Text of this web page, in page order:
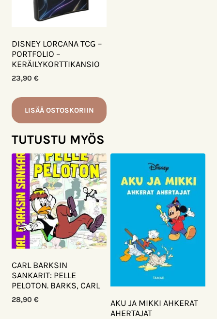
DISNEY LORCANA TCG –
PORTFOLIO –
KERÄILYKORTTIKANSIO
23,90 €
LISÄÄ OSTOSKORIIN
TUTUSTU MYÖS
CARL BARKSIN
SANKARIT: PELLE
PELOTON. BARKS, CARL
28,90 €
AKU JA MIKKI AHKERAT
AHERTAJAT